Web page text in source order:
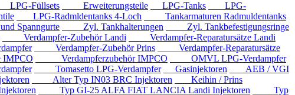
Füllsets Erweiterungsteile LPG-Tanks
LPG-
LPG-Radmldentanks 4-Loch
Tankarmaturen Radmuldentanks
Spanngurte Zyl. Tankhalterungen
Zyl. Tankbefestigungsringe
Verdampfer-Zubehör Landi
Verdampfer-Reparatursätze Landi
Verdampfer-Zubehör Prins
Verdampfer-Reparatursätze
Verdampferzubehör IMPCO
OMVL LPG-Verdampfer
Tomasetto LPG-Verdampfer Gasinjektoren
AEB / VGI
Alter Typ IN03 BRC Injektoren
Keihin / Prins
Typ GI-25 ALFA FIAT LANCIA Landi Injektoren
Typ